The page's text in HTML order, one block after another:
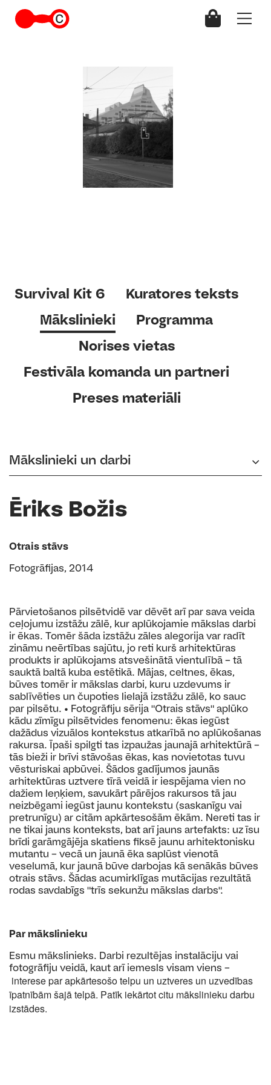
Survival Kit 6
Kuratores teksts
Mākslinieki
Programma
Norises vietas
Festivāla komanda un partneri
Preses materiāli
Mākslinieki un darbi
Ēriks Božis
Otrais stāvs
Fotogrāfijas, 2014
Pārvietošanos pilsētvidē var dēvēt arī par sava veida
ceļojumu izstāžu zālē, kur aplūkojamie mākslas darbi
ir ēkas. Tomēr šāda izstāžu zāles alegorija var radīt
zināmu neērtības sajūtu, jo reti kurš arhitektūras
produkts ir aplūkojams atsvešinātā vientulībā – tā
sauktā baltā kuba estētikā. Mājas, celtnes, ēkas,
būves tomēr ir mākslas darbi, kuru uzdevums ir
sablīvēties un čupoties lielajā izstāžu zālē, ko sauc
par pilsētu. • Fotogrāfiju sērija "Otrais stāvs" aplūko
kādu zīmīgu pilsētvides fenomenu: ēkas iegūst
dažādus vizuālos kontekstus atkarībā no aplūkošanas
rakursa. Īpaši spilgti tas izpaužas jaunajā arhitektūrā –
tās bieži ir brīvi stāvošas ēkas, kas novietotas tuvu
vēsturiskai apbūvei. Šādos gadījumos jaunās
arhitektūras uztvere tīrā veidā ir iespējama vien no
dažiem leņķiem, savukārt pārējos rakursos tā jau
neizbēgami iegūst jaunu kontekstu (saskanīgu vai
pretrunīgu) ar citām apkārtesošām ēkām. Nereti tas ir
ne tikai jauns konteksts, bat arī jauns artefakts: uz īsu
brīdi garāmgājēja skatiens fiksē jaunu arhitektonisku
mutantu – vecā un jaunā ēka saplūst vienotā
veselumā, kur jaunā būve darbojas kā senākās būves
otrais stāvs. Šādas acumirklīgas mutācijas rezultātā
rodas savdabīgs "trīs sekunžu mākslas darbs".
Par mākslinieku
Esmu mākslinieks. Darbi rezultējas instalāciju vai
fotogrāfiju veidā, kaut arī iemesls visam viens –
interese par apkārtesošo telpu un uztveres un uzvedības
īpatnībām šajā telpā. Patīk iekārtot citu mākslinieku darbu
izstādes.